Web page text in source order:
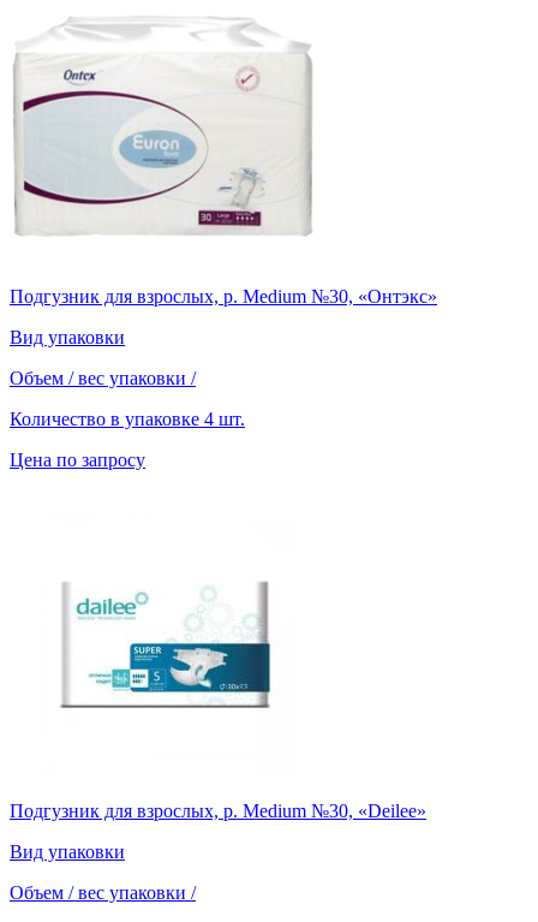
Подгузник для взрослых, р. Medium №30, «Онтэкс»
Вид упаковки
Объем / вес упаковки /
Количество в упаковке 4 шт.
Цена по запросу
Подгузник для взрослых, р. Medium №30, «Deilee»
Вид упаковки
Объем / вес упаковки /